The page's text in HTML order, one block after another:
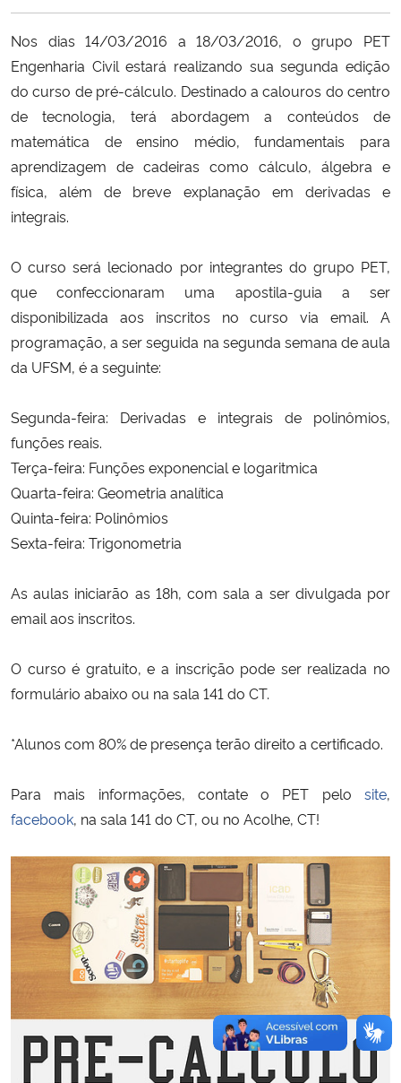
Ministério da Cidadania
Ministério da Saúde
Ministério de Minas e Energia
Ministério do Desenvolvimento Regional
Controladoria-Geral da União
Secretaria-Geral
Secretaria de Governo
Gabinete de Segurança Institucional
Advocacia-Geral da União
Nos dias 14/03/2016 a 18/03/2016, o grupo PET
Engenharia Civil estará realizando sua segunda edição
do curso de pré-cálculo. Destinado a calouros do centro
de tecnologia, terá abordagem a conteúdos de
matemática de ensino médio, fundamentais para
aprendizagem de cadeiras como cálculo, álgebra e
física, além de breve explanação em derivadas e
integrais.
O curso será lecionado por integrantes do grupo PET,
que confeccionaram uma apostila-guia a ser
disponibilizada aos inscritos no curso via email. A
programação, a ser seguida na segunda semana de aula
da UFSM, é a seguinte:
Segunda-feira: Derivadas e integrais de polinômios,
funções reais.
Terça-feira: Funções exponencial e logaritmica
Quarta-feira: Geometria analítica
Quinta-feira: Polinômios
Sexta-feira: Trigonometria
As aulas iniciarão as 18h, com sala a ser divulgada por
email aos inscritos.
O curso é gratuito, e a inscrição pode ser realizada no
formulário abaixo ou na sala 141 do CT.
*Alunos com 80% de presença terão direito a certificado.
Para mais informações, contate o PET pelo site,
facebook, na sala 141 do CT, ou no Acolhe, CT!